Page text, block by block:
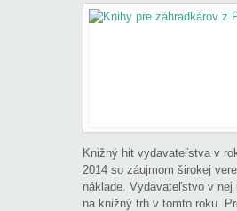
záhradkárov z Plat4M
Knižný hit vydavateľstva v
2014 so záujmom širokej
náklade. Vydavateľstvo v nej
na knižný trh v tomto roku.